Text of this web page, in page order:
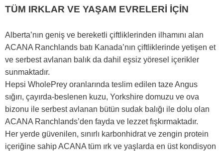
TÜM IRKLAR VE YAŞAM EVRELERİ İÇİN
Alberta’nın geniş ve bereketli çiftliklerinden ilhamını alan
ACANA Ranchlands batı Kanada’nın çiftliklerinde yetişen et
ve serbest avlanan balık da dahil eşsiz yöresel içerikler
sunmaktadır.
Hepsi WholePrey oranlarında teslim edilen taze Angus
sığırı, çayırda-beslenen kuzu, Yorkshire domuzu ve ova
bizonu ile serbest avlanan bütün sudak balığı ile dolu olan
ACANA Ranchlands’den fayda ve lezzet fışkırmaktadır.
Her yerde güvenilen, sınırlı karbonhidrat ve zengin protein
içeriğine sahip ACANA tüm ırk ve yaşlarda en üst kondisyon